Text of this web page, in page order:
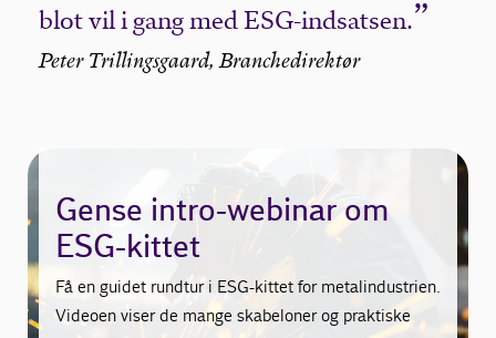
blot vil i gang med ESG-indsatsen.
Peter Trillingsgaard, Branchedirektør
Gense intro-webinar om
ESG-kittet
Få en guidet rundtur i ESG-kittet for metalindustrien.
Videoen viser de mange skabeloner og praktiske